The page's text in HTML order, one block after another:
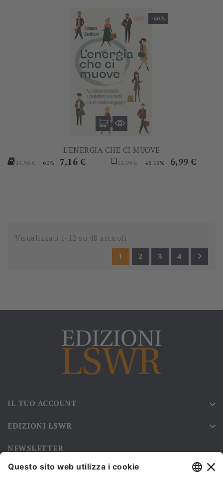
-60%
L'ENERGIA CHE CI MUOVE
Prezzo
17,90 € -60% Prezzo
7,16 €
Prezzo
12,99 € -46.19% Prezzo
6,99 €
Visualizzati 1-12 su 48 articoli
1
2 3 4 
IL TUO ACCOUNT 
EDIZIONI LSWR 
NEWSLETTER
Iscriviti alla nostra newsletter e rimani sempre aggiornato sulle